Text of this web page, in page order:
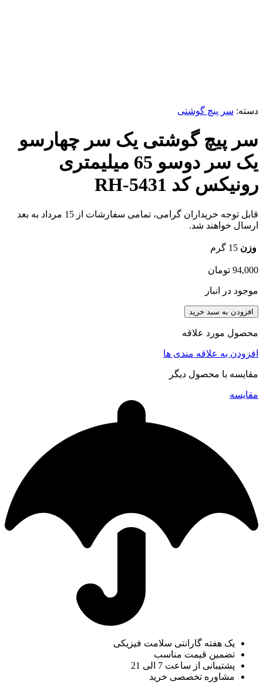
دسته: سر پیچ گوشتی
سر پیچ گوشتی یک سر چهارسو
یک سر دوسو 65 میلیمتری
رونیکس کد RH-5431
قابل توجه خریداران گرامی، تمامی سفارشات از 15 مرداد به بعد
ارسال خواهند شد.
وزن 15 گرم
94,000 تومان
موجود در انبار
افزودن به سبد خرید
محصول مورد علاقه
افزودن به علاقه مندی ها
مقایسه با محصول دیگر
مقایسه
یک هفته گارانتی سلامت فیزیکی
تضمین قیمت مناسب
پشتیبانی از ساعت 7 الی 21
مشاوره تخصصی خرید